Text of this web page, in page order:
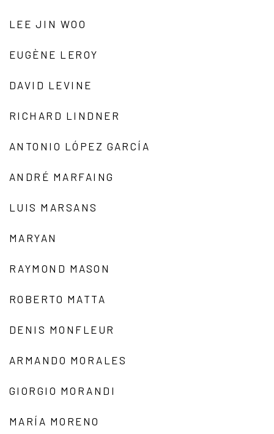
LEE JIN WOO
EUGÈNE LEROY
DAVID LEVINE
RICHARD LINDNER
ANTONIO LÓPEZ GARCÍA
ANDRÉ MARFAING
LUIS MARSANS
MARYAN
RAYMOND MASON
ROBERTO MATTA
DENIS MONFLEUR
ARMANDO MORALES
GIORGIO MORANDI
MARÍA MORENO